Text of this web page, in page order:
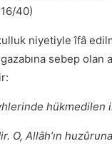
40)
niyetiyle îfâ
gazabına sebep
hükmedilen
O, Allâh’ın